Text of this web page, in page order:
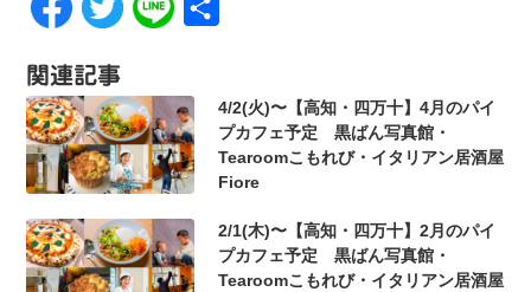
関連記事
4/2(火)〜【高知・四万十】4月のパイ
プカフェ予定 黒ばん写真館・
Tearoomこもれび・イタリアン居酒屋
Fiore
2/1(木)〜【高知・四万十】2月のパイ
プカフェ予定 黒ばん写真館・
Tearoomこもれび・イタリアン居酒屋